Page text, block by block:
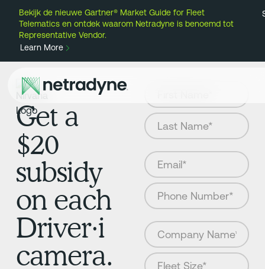
Bekijk de nieuwe Gartner® Market Guide for Fleet
Telematics en ontdek waarom Netradyne is benoemd tot
Representative Vendor.
Learn More
Get a
$20
subsidy
on each
Driver·i
camera.